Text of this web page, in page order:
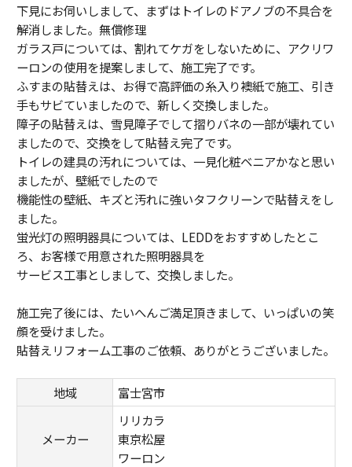
下見にお伺いしまして、まずはトイレのドアノブの不具合を
解消しました。無償修理
ガラス戸については、割れてケガをしないために、アクリワ
ーロンの使用を提案しまして、施工完了です。
ふすまの貼替えは、お得で高評価の糸入り襖紙で施工、引き
手もサビていましたので、新しく交換しました。
障子の貼替えは、雪見障子でして摺りバネの一部が壊れてい
ましたので、交換をして貼替え完了です。
トイレの建具の汚れについては、一見化粧ベニアかなと思い
ましたが、壁紙でしたので
機能性の壁紙、キズと汚れに強いタフクリーンで貼替えをし
ました。
蛍光灯の照明器具については、LEDDをおすすめしたとこ
ろ、お客様で用意された照明器具を
サービス工事としまして、交換しました。
施工完了後には、たいへんご満足頂きまして、いっぱいの笑
顔を受けました。
貼替えリフォーム工事のご依頼、ありがとうございました。
地域 富士宮市
メーカー
リリカラ
東京松屋
ワーロン